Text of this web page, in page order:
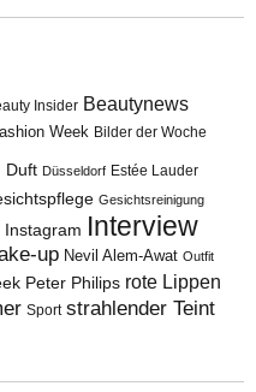
Insider Beautynews
Week Bilder der Woche
Duft Düsseldorf Estée Lauder
Gesichtsreinigung
Instagram Interview
up Nevil Alem-Awat Outfit
Peter Philips rote Lippen
Sport strahlender Teint